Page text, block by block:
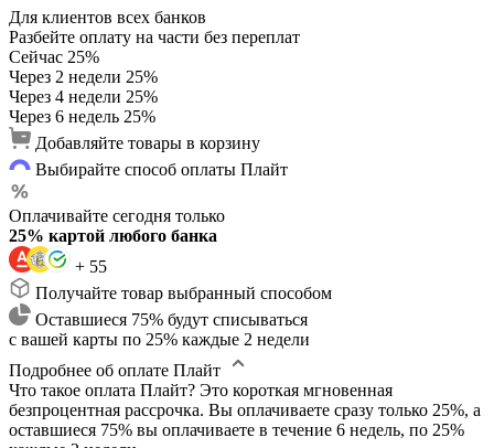
Для клиентов всех банков
Разбейте оплату на части без переплат
Сейчас 25%
Через 2 недели 25%
Через 4 недели 25%
Через 6 недель 25%
Добавляйте товары в корзину
Выбирайте способ оплаты Плайт
Оплачивайте сегодня только
25% картой любого банка
+ 55
Получайте товар выбранный способом
Оставшиеся 75% будут списываться
с вашей карты по 25% каждые 2 недели
Подробнее об оплате Плайт
Что такое оплата Плайт? Это короткая мгновенная
безпроцентная рассрочка. Вы оплачиваете сразу только 25%, а
оставшиеся 75% вы оплачиваете в течение 6 недель, по 25%